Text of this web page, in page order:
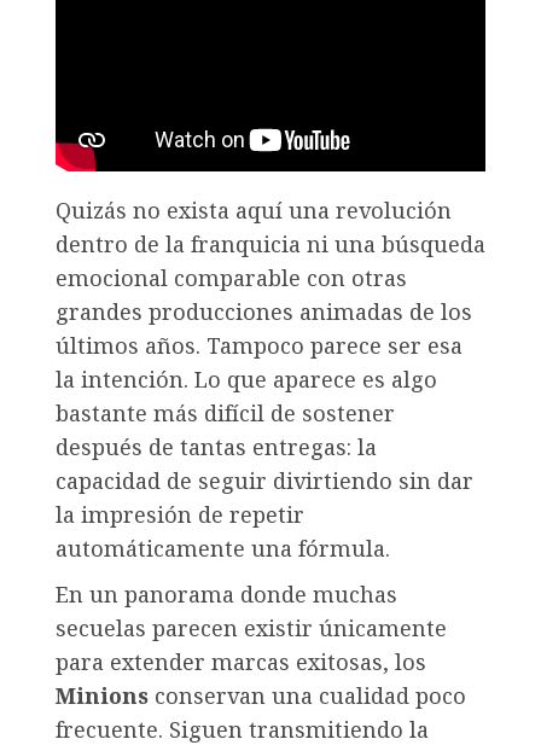
Quizás no exista aquí una revolución
dentro de la franquicia ni una búsqueda
emocional comparable con otras
grandes producciones animadas de los
últimos años. Tampoco parece ser esa
la intención. Lo que aparece es algo
bastante más difícil de sostener
después de tantas entregas: la
capacidad de seguir divirtiendo sin dar
la impresión de repetir
automáticamente una fórmula.
En un panorama donde muchas
secuelas parecen existir únicamente
para extender marcas exitosas, los
Minions conservan una cualidad poco
frecuente. Siguen transmitiendo la